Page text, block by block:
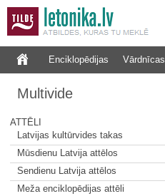
Enciklopēdijas Vārdnīcas
Multivide
ATTĒLI
Latvijas kultūrvides takas
Mūsdienu Latvija attēlos
Sendienu Latvija attēlos
Meža enciklopēdijas attēli